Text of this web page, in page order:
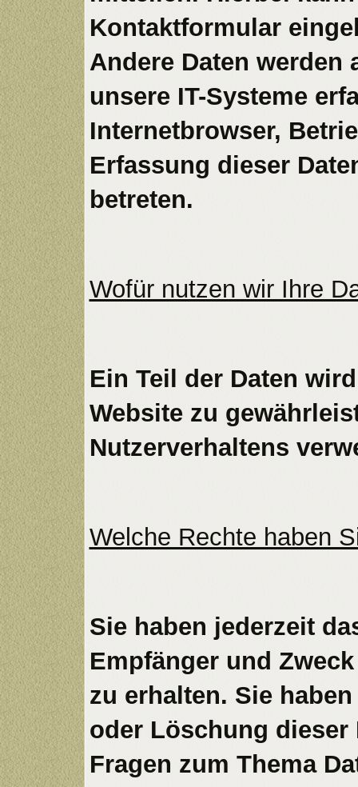
Kontaktformular
Andere Daten
unsere IT-Systeme
Internetbrowser,
Erfassung dieser
betreten.
Wofür nutzen wir Ihre
Ein Teil der Daten
Website zu
Nutzerverhaltens
Welche Rechte haben
Sie haben jederzeit
Empfänger und
zu erhalten. Sie
oder Löschung dieser
Fragen zum Thema